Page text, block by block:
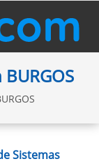
Sistemas